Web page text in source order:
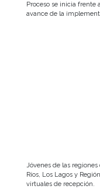
Proceso se inicia frente
avance de la
Jóvenes de las
Ríos, Los Lagos y
virtuales de recepción.